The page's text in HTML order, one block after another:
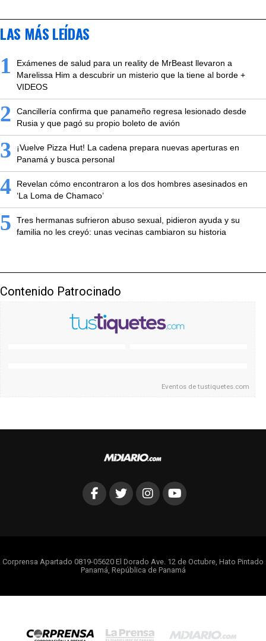
LAS MÁS LEÍDAS
1
Exámenes de salud para un reality de MrBeast llevaron a
Marelissa Him a descubrir un misterio que la tiene al borde +
VIDEOS
2
Cancillería confirma que panameño regresa lesionado desde
Rusia y que pagó su propio boleto de avión
3
¡Vuelve Pizza Hut! La cadena prepara nuevas aperturas en
Panamá y busca personal
4
Revelan cómo encontraron a los dos hombres asesinados en
‘La Loma de Chamaco’
5
Tres hermanas sufrieron abuso sexual, pidieron ayuda y su
familia no les creyó: unas vecinas cambiaron su historia
Contenido Patrocinado
Eventos detustiquetes.com
Corprensa Apartado 0819-05620 El Dorado Ave. 12 de Octubre, Hato Pintado
Panamá, República de Panamá